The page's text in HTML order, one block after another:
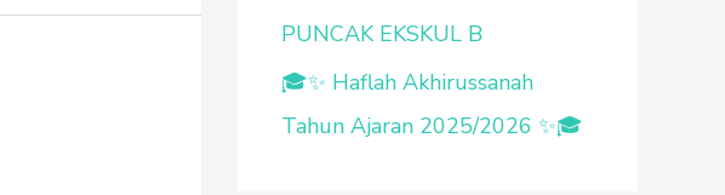
PUNCAK EKSKUL B
🎓✨ Haflah Akhirussanah
Tahun Ajaran 2025/2026 ✨🎓